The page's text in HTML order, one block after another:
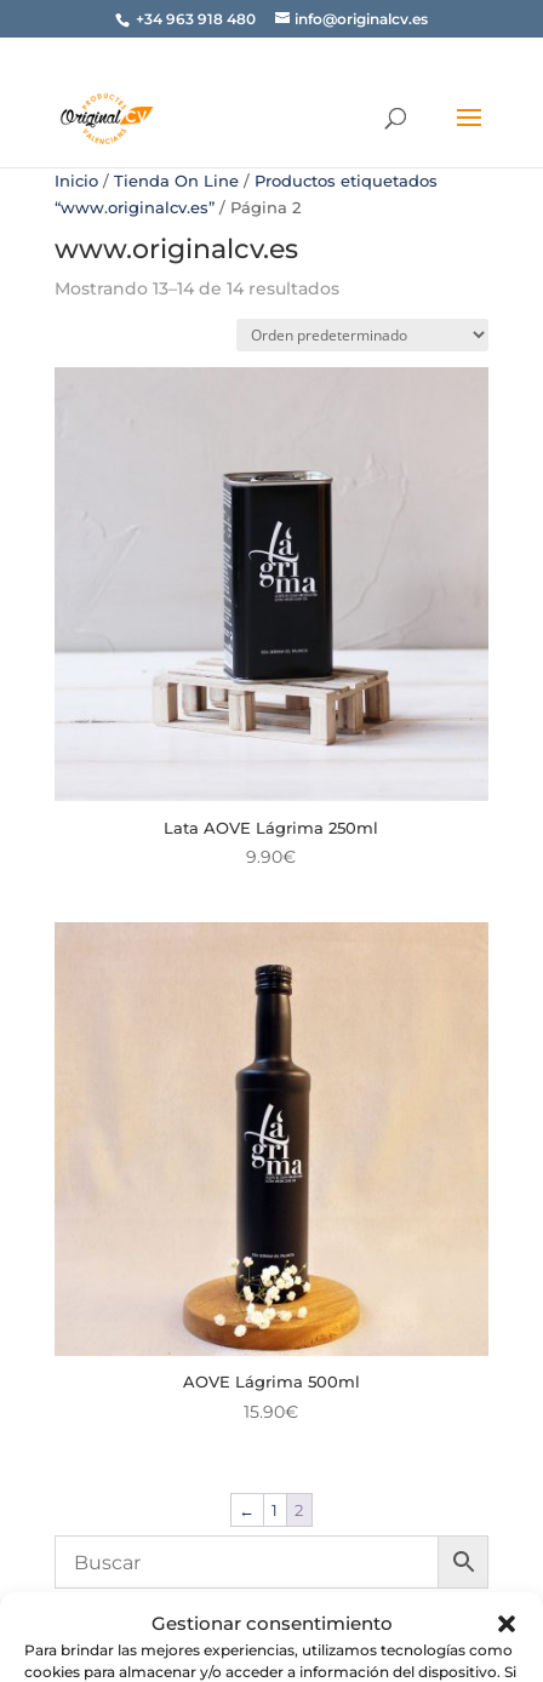
Gestionar consentimiento
Para brindar las mejores experiencias, utilizamos tecnologías como
cookies para almacenar y/o acceder a información del dispositivo. Si
+34 963 918 480 info@originalcv.es
Inicio/ Tienda On Line/ Productos etiquetados
“www.originalcv.es”/ Página 2
www.originalcv.es
Mostrando 13–14 de 14 resultados
Lata AOVE Lágrima 250ml
9.90€
AOVE Lágrima 500ml
15.90€
← 1 2
Filtrar por precio
Precio
Precio